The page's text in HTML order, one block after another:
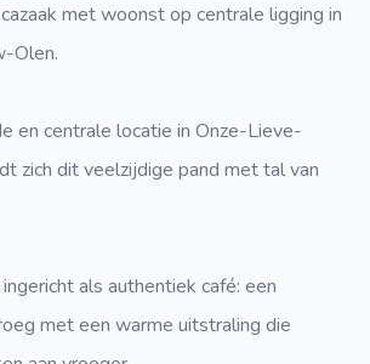
met woonst op centrale ligging in
Olen.
en centrale locatie in Onze-Lieve-
zich dit veelzijdige pand met tal van
als authentiek café: een
met een warme uitstraling die